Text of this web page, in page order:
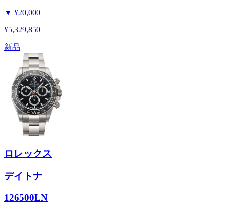
▼ ¥20,000
¥5,329,850
新品
ロレックス
デイトナ
126500LN